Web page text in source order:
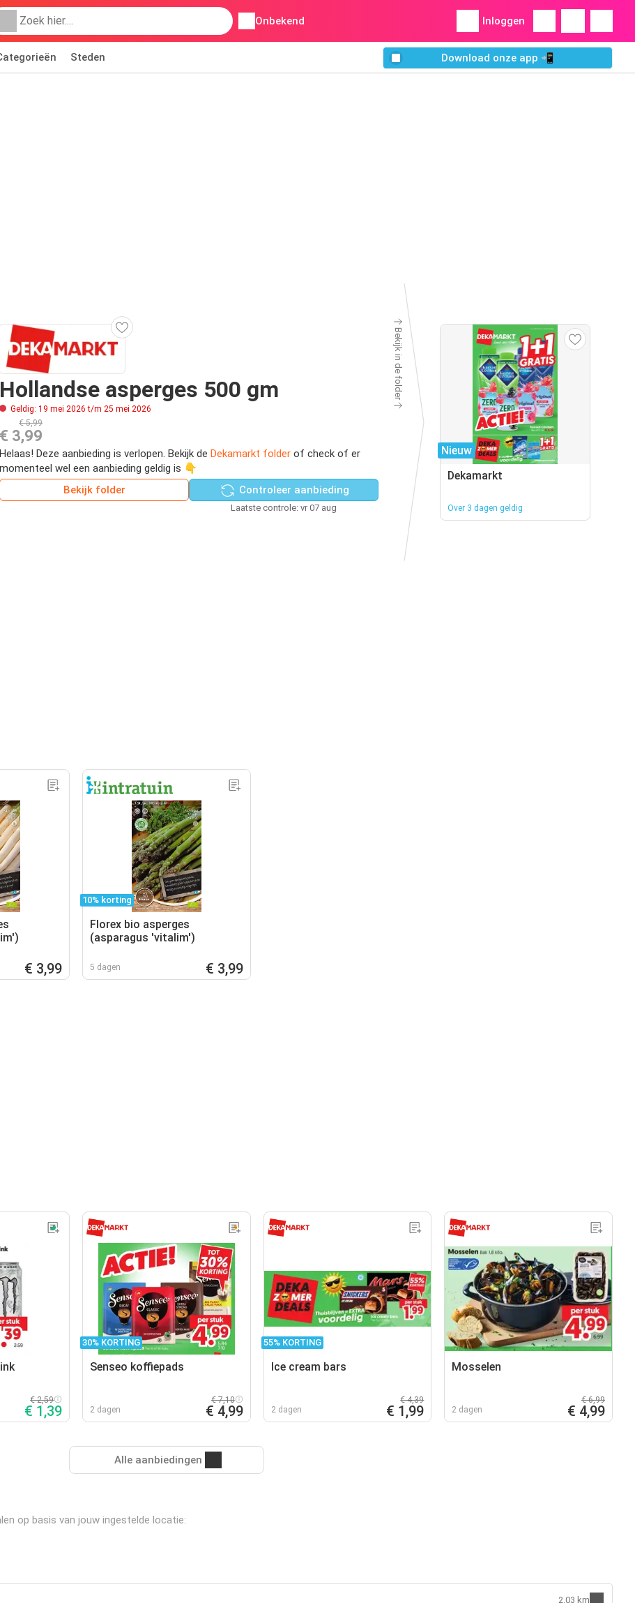
Onbekend Inloggen
Steden Download onze app 📲
Hollandse asperges 500 gm
Geldig: 19 mei 2026 t/m 25 mei 2026
€ 5,99
€ 3,99
Helaas! Deze aanbieding is verlopen. Bekijk de Dekamarkt folder of check of er
momenteel wel een aanbieding geldig is 👇
Bekijk folder
Controleer aanbieding
Laatste controle: vr 07 aug
Bekijk in de folder
Nieuw
Dekamarkt
Over 3 dagen geldig
€ 3,99
10% korting
Florex bio asperges
(asparagus 'vitalim')
5 dagen € 3,99
€ 2,59
€ 1,39
30% KORTING
Senseo koffiepads
2 dagen
€ 7,10
€ 4,99
55% KORTING
Ice cream bars
2 dagen
€ 4,39
€ 1,99
Mosselen
2 dagen
€ 6,99
€ 4,99
Alle aanbiedingen
op basis van jouw ingestelde locatie:
2.03 km